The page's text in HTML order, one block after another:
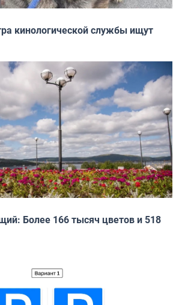
кинологической службы ищут
Более 166 тысяч цветов и 518